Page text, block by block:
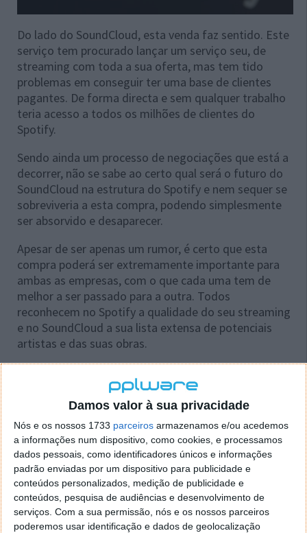
Damos valor à sua privacidade
Nós e os nossos 1733 parceiros armazenamos e/ou acedemos
a informações num dispositivo, como cookies, e processamos
dados pessoais, como identificadores únicos e informações
padrão enviadas por um dispositivo para publicidade e
conteúdos personalizados, medição de publicidade e
conteúdos, pesquisa de audiências e desenvolvimento de
serviços. Com a sua permissão, nós e os nossos parceiros
poderemos usar identificação e dados de geolocalização
Do lado do SoundCloud, esta venda faz sentido. Este
serviço tem procurado lançar um serviço seu, de
streaming com toda a sua oferta, mas tem tido
problemas em conseguir ter uma base de clientes
pagantes. De forma directa e sem qualquer trabalho
teria acesso a todos os milhões de clientes do
Spotify.
Sendo ainda um processo de negociações que está a
decorrer, não se sabe ao certo qual será o futuro do
SoundCloud na estrutura do Spotify e nem sequer se
sobreviveria a esta compra, podendo simplesmente
ser absorvido e desaparecer.
Apesar de ser apenas um rumor, é certo que esta
compra poderá ser extremamente importante para
ambas as empresas, com o que cada uma tem de
melhor a ser passado para a outra. Todos
reconhecem no Spotify a qualidade do seu streaming
e no SoundCloud a sua lista extensa de potenciais
artistas e das suas obras.
Financial Times
Este artigo tem mais de um ano
Acompanhe o Pplware no Google Notícias